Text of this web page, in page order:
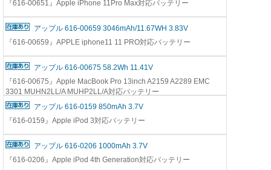
『616-00651』Apple iPhone 11Pro Max対応バッテリー
アップル 616-00659 3046mAh/11.67WH 3.83V
『616-00659』APPLE iphone11 11 PRO対応バッテリー
アップル 616-00675 58.2Wh 11.41V
『616-00675』Apple MacBook Pro 13inch A2159 A2289 EMC
3301 MUHN2LL/A MUHP2LL/A対応バッテリー
アップル 616-0159 850mAh 3.7V
『616-0159』Apple iPod 3対応バッテリー
アップル 616-0206 1000mAh 3.7V
『616-0206』Apple iPod 4th Generation対応バッテリー